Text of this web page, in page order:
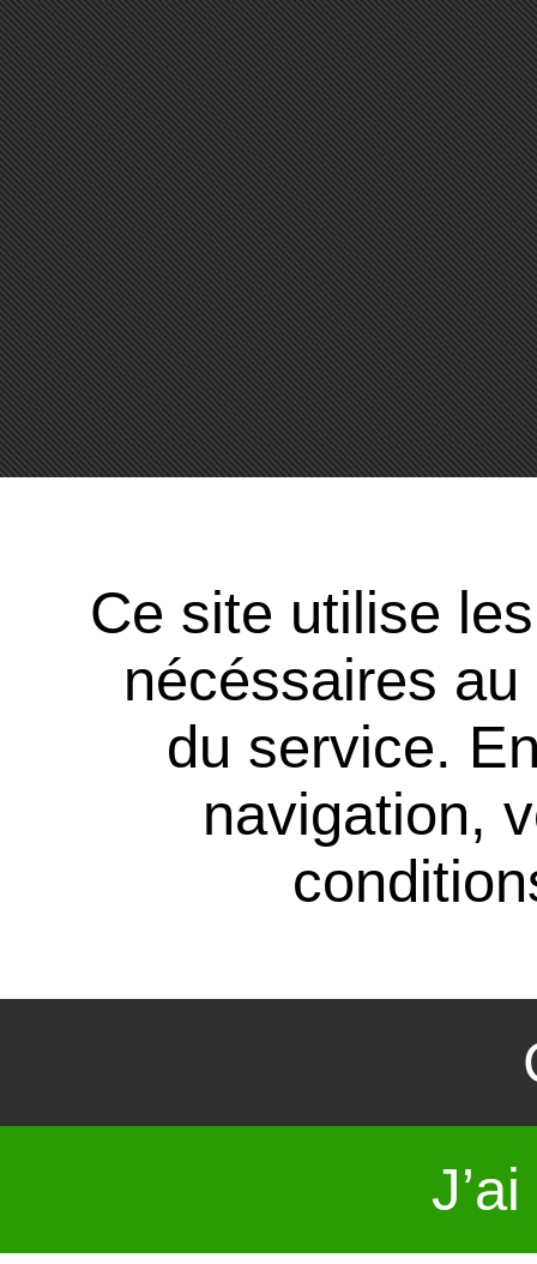
Ce site utilise
nécéssaires
du service.
navigation,